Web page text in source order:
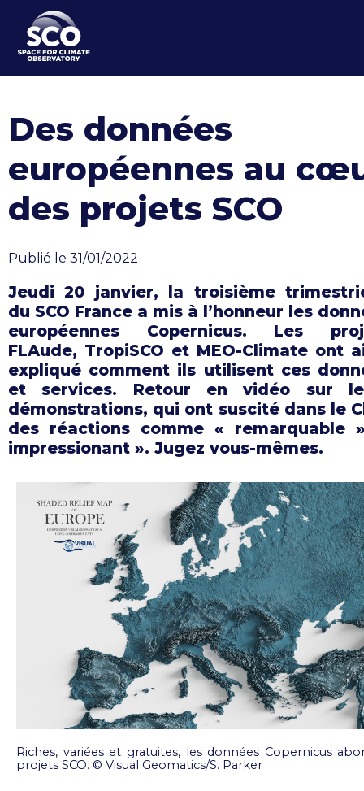
contenu
principal
Des données
européennes au
des projets SCO
Publié le 31/01/2022
Jeudi 20 janvier, la troisième
du SCO France a mis à l’honneur les
européennes Copernicus. Les
FLAude, TropiSCO et MEO-Climate ont
expliqué comment ils utilisent ces
et services. Retour en vidéo sur
démonstrations, qui ont suscité dans le
des réactions comme « remarquable
impressionant ». Jugez vous-mêmes.
Riches, variées et gratuites, les données Copernicus
projets SCO. © Visual Geomatics/S. Parker